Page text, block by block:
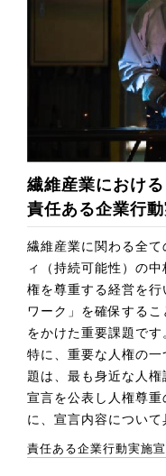
繊維産業における
責任ある企業行
繊維産業に関わる全
ィ（持続可能性）の
権を尊重する経営を行
ワーク」を確保する
をかけた重要課題です
特に、重要な人権の
題は、最も身近な人
宣言を公表し人権尊
に、宣言内容について
責任ある企業行動実施